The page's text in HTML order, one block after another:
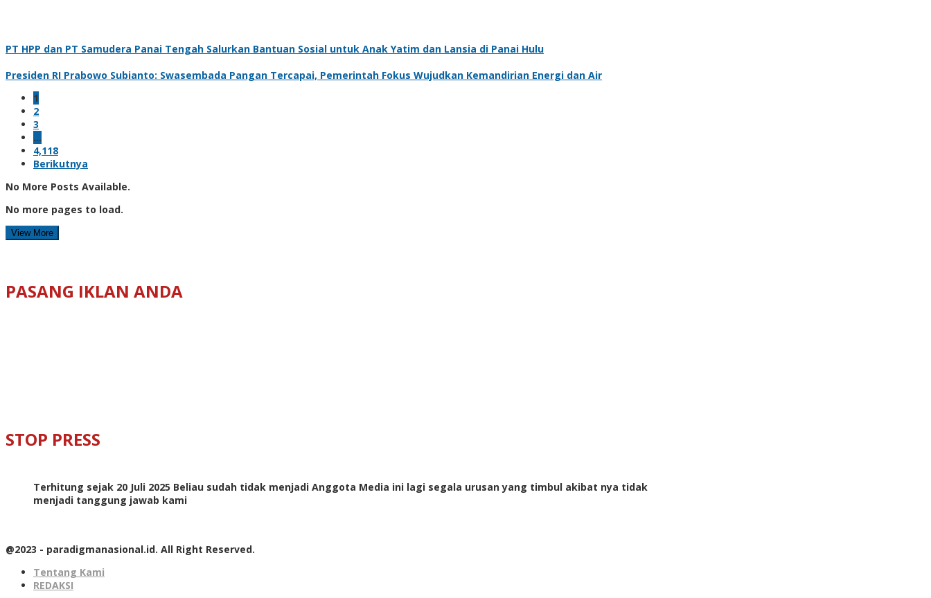
PT HPP dan PT Samudera Panai Tengah Salurkan Bantuan Sosial untuk Anak Yatim dan Lansia di Panai Hulu
Presiden RI Prabowo Subianto: Swasembada Pangan Tercapai, Pemerintah Fokus Wujudkan Kemandirian Energi dan Air
1
2
3
…
4,118
Berikutnya
No More Posts Available.
No more pages to load.
View More
PASANG IKLAN ANDA
STOP PRESS
Terhitung sejak 20 Juli 2025 Beliau sudah tidak menjadi Anggota Media ini lagi segala urusan yang timbul akibat nya tidak
menjadi tanggung jawab kami
@2023 - paradigmanasional.id. All Right Reserved.
Tentang Kami
REDAKSI